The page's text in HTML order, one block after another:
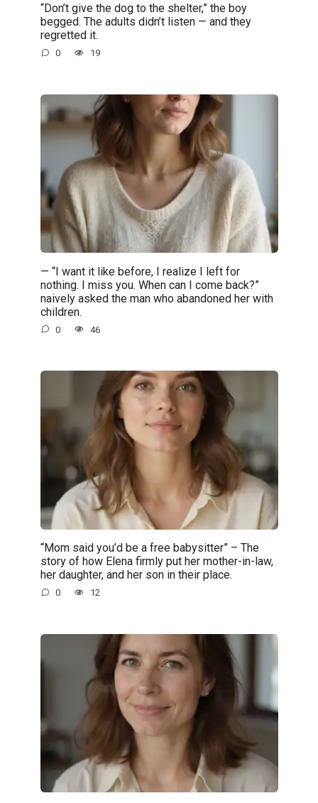
“Don’t give the dog to the shelter,” the boy
begged. The adults didn’t listen — and they
regretted it.
0 19
— “I want it like before, I realize I left for
nothing. I miss you. When can I come back?”
naively asked the man who abandoned her with
children.
0 46
“Mom said you’d be a free babysitter” – The
story of how Elena firmly put her mother-in-law,
her daughter, and her son in their place.
0 12